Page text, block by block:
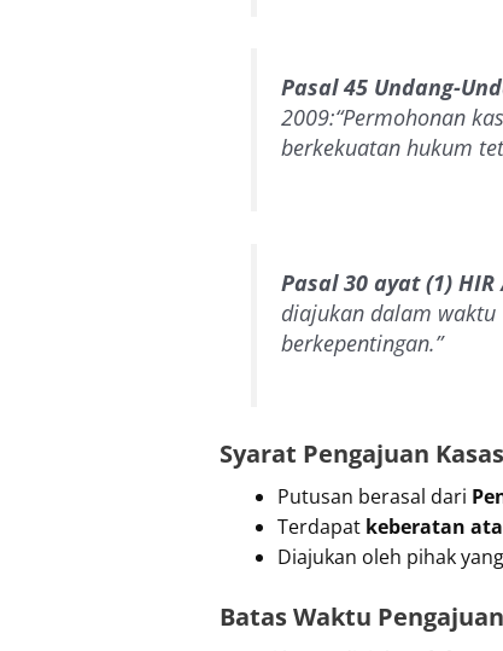
Pasal 45 Undang-
2009:“Permohonan
berkekuatan hukum
Pasal 30 ayat (1) HIR
diajukan dalam waktu
berkepentingan.”
Syarat Pengajuan
Putusan berasal dari
Terdapat keberatan
Diajukan oleh pihak
Batas Waktu